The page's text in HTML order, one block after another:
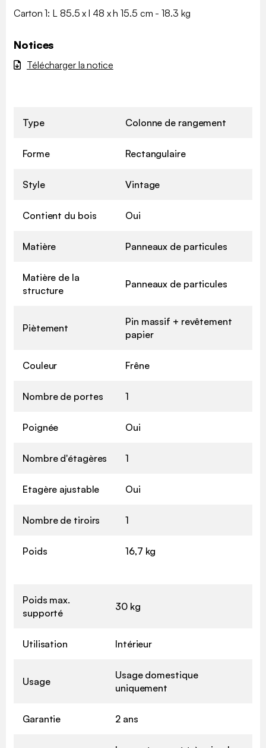
Carton 1: L 85.5 x l 48 x h 15.5 cm - 18.3 kg
Notices
Télécharger la notice
Type Colonne de rangement
Forme Rectangulaire
Style Vintage
Contient du bois Oui
Matière Panneaux de particules
Matière de la
structure
Panneaux de particules
Piètement
Pin massif + revêtement
papier
Couleur Frêne
Nombre de portes 1
Poignée Oui
Nombre d'étagères 1
Etagère ajustable Oui
Nombre de tiroirs 1
Poids 16,7 kg
Poids max.
supporté
30 kg
Utilisation Intérieur
Usage
Usage domestique
uniquement
Garantie 2 ans